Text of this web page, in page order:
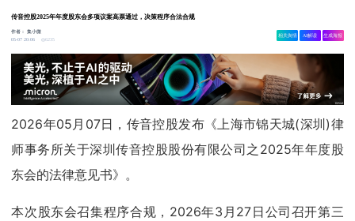
传音控股2025年年度股东会多项议案高票通过，决策程序合法合规
作者：集小微
05-07 20:06
6235
相关舆情 AI解读 生成海报
2026年05月07日，传音控股发布《上海市锦天城(深圳)律
师事务所关于深圳传音控股股份有限公司之2025年年度股
东会的法律意见书》。
本次股东会召集程序合规，2026年3月27日公司召开第三